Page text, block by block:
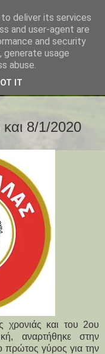
8/1/2020
χρονιάς και του 2ου
αναρτήθηκε στην
πρώτος γύρος για την
deliver its services
and user-agent are
and security
usage
abuse.
IT